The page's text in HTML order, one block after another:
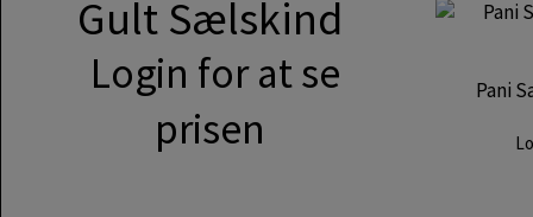
Gult Sælskind
Login for at se
prisen
Pani